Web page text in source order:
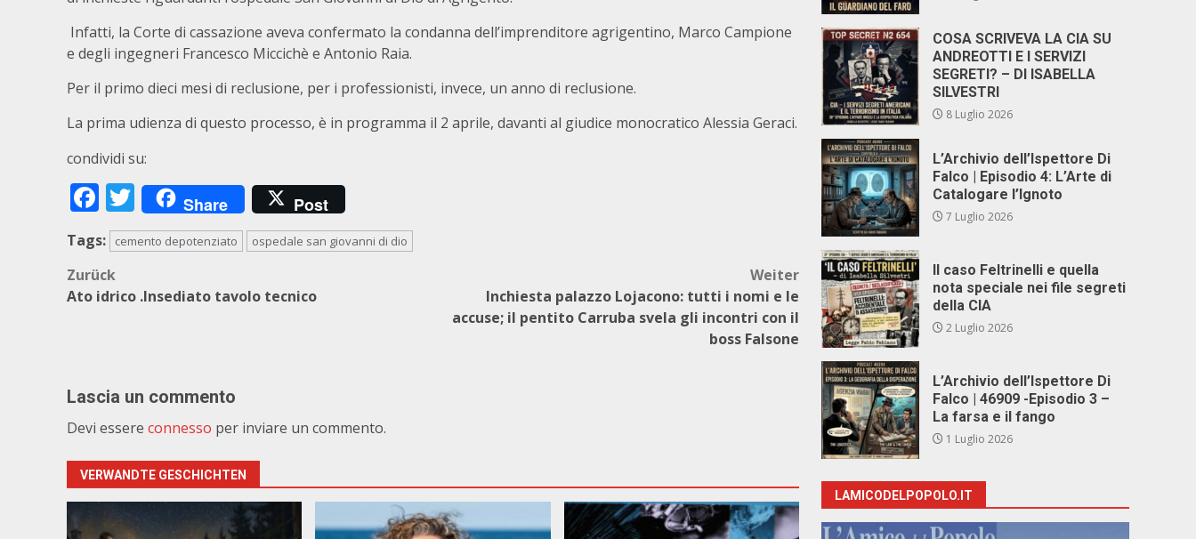
Infatti, la Corte di cassazione aveva confermato la condanna dell’imprenditore agrigentino, Marco Campione
e degli ingegneri Francesco Miccichè e Antonio Raia.
Per il primo dieci mesi di reclusione, per i professionisti, invece, un anno di reclusione.
La prima udienza di questo processo, è in programma il 2 aprile, davanti al giudice monocratico Alessia Geraci.
condividi su:
Facebook
Twitter
Share Post
Tags: cemento depotenziato ospedale san giovanni di dio
Beitragsnavigation
Zurück
Ato idrico .Insediato tavolo tecnico
Weiter
Inchiesta palazzo Lojacono: tutti i nomi e le
accuse; il pentito Carruba svela gli incontri con il
boss Falsone
Lascia un commento
Devi essere connesso per inviare un commento.
VERWANDTE GESCHICHTEN
COSA SCRIVEVA LA CIA SU
ANDREOTTI E I SERVIZI
SEGRETI? – DI ISABELLA
SILVESTRI
8 Luglio 2026
L’Archivio dell’Ispettore Di
Falco | Episodio 4: L’Arte di
Catalogare l’Ignoto
7 Luglio 2026
Il caso Feltrinelli e quella
nota speciale nei file segreti
della CIA
2 Luglio 2026
L’Archivio dell’Ispettore Di
Falco | 46909 -Episodio 3 –
La farsa e il fango
1 Luglio 2026
LAMICODELPOPOLO.IT